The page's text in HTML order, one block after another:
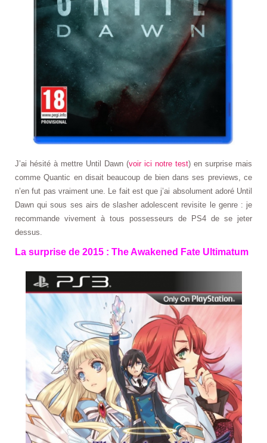
J’ai hésité à mettre Until Dawn (voir ici notre test) en surprise mais
comme Quantic en disait beaucoup de bien dans ses previews, ce
n’en fut pas vraiment une. Le fait est que j’ai absolument adoré Until
Dawn qui sous ses airs de slasher adolescent revisite le genre : je
recommande vivement à tous possesseurs de PS4 de se jeter
dessus.
La surprise de 2015 : The Awakened Fate Ultimatum